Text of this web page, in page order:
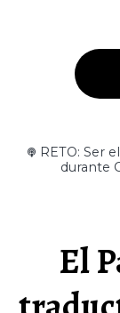
RETO: Ser
durante
El